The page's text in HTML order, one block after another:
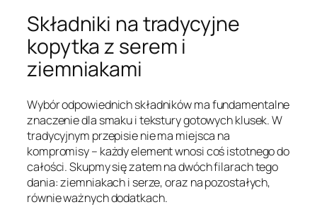
Składniki na tradycyjne
kopytka z serem i
ziemniakami
Wybór odpowiednich składników ma fundamentalne
znaczenie dla smaku i tekstury gotowych klusek. W
tradycyjnym przepisie nie ma miejsca na
kompromisy – każdy element wnosi coś istotnego do
całości. Skupmy się zatem na dwóch filarach tego
dania: ziemniakach i serze, oraz na pozostałych,
równie ważnych dodatkach.